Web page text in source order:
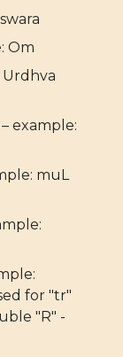
Om
Urdhva
example:
muL
for "tr"
"R" -